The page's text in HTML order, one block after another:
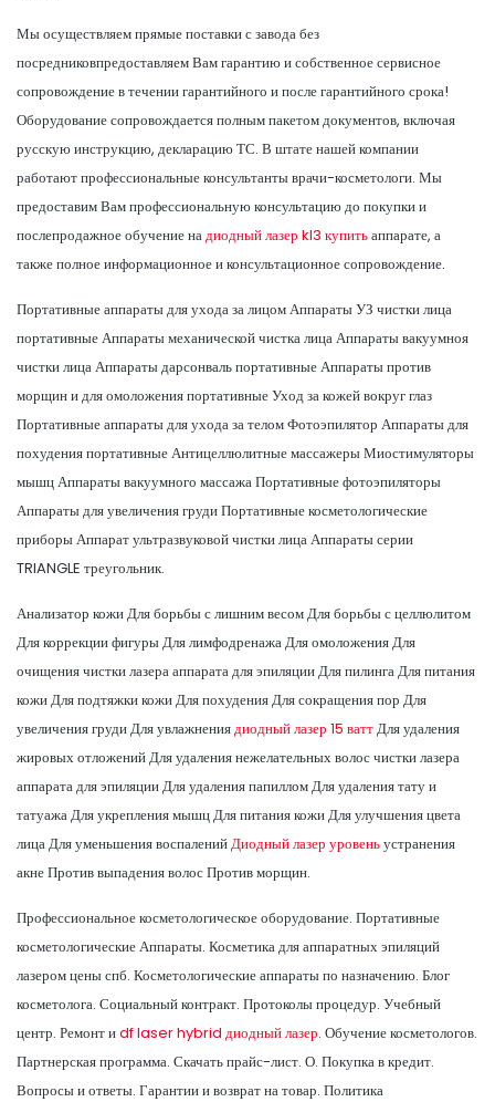
Мы осуществляем прямые поставки с завода без
посредниковпредоставляем Вам гарантию и собственное сервисное
сопровождение в течении гарантийного и после гарантийного срока!
Оборудование сопровождается полным пакетом документов, включая
русскую инструкцию, декларацию ТС. В штате нашей компании
работают профессиональные консультанты врачи-косметологи. Мы
предоставим Вам профессиональную консультацию до покупки и
послепродажное обучение надиодный лазер kl3 купитьаппарате, а
также полное информационное и консультационное сопровождение.
Портативные аппараты для ухода за лицом Аппараты УЗ чистки лица
портативные Аппараты механической чистка лица Аппараты вакуумноя
чистки лица Аппараты дарсонваль портативные Аппараты против
морщин и для омоложения портативные Уход за кожей вокруг глаз
Портативные аппараты для ухода за телом Фотоэпилятор Аппараты для
похудения портативные Антицеллюлитные массажеры Миостимуляторы
мышц Аппараты вакуумного массажа Портативные фотоэпиляторы
Аппараты для увеличения груди Портативные косметологические
приборы Аппарат ультразвуковой чистки лица Аппараты серии
TRIANGLE треугольник.
Анализатор кожи Для борьбы с лишним весом Для борьбы с целлюлитом
Для коррекции фигуры Для лимфодренажа Для омоложения Для
очищения чистки лазера аппарата для эпиляции Для пилинга Для питания
кожи Для подтяжки кожи Для похудения Для сокращения пор Для
увеличения груди Для увлажнениядиодный лазер 15 ваттДля удаления
жировых отложений Для удаления нежелательных волос чистки лазера
аппарата для эпиляции Для удаления папиллом Для удаления тату и
татуажа Для укрепления мышц Для питания кожи Для улучшения цвета
лица Для уменьшения воспаленийДиодный лазер уровеньустранения
акне Против выпадения волос Против морщин.
Профессиональное косметологическое оборудование. Портативные
косметологические Аппараты. Косметика для аппаратных эпиляций
лазером цены спб. Косметологические аппараты по назначению. Блог
косметолога. Социальный контракт. Протоколы процедур. Учебный
центр. Ремонт иdf laser hybrid диодный лазер. Обучение косметологов.
Партнерская программа. Скачать прайс-лист. О. Покупка в кредит.
Вопросы и ответы. Гарантии и возврат на товар. Политика